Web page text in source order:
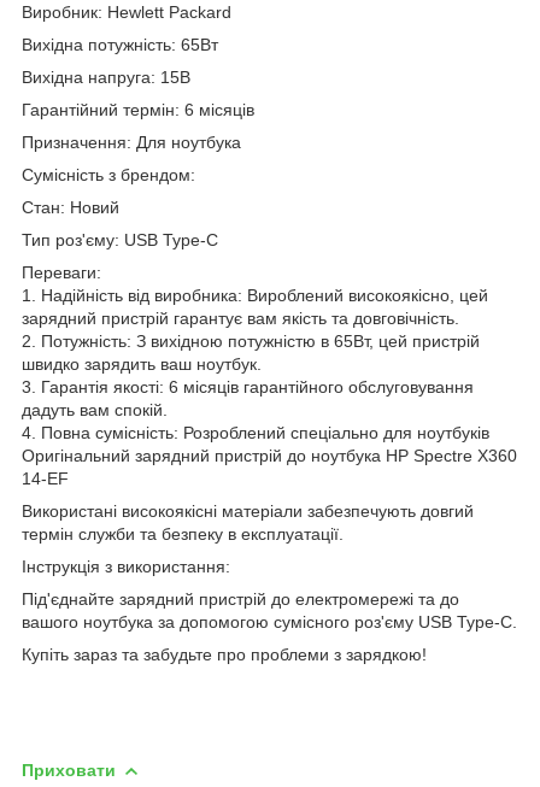
Виробник: Hewlett Packard
Вихідна потужність: 65Вт
Вихідна напруга: 15В
Гарантійний термін: 6 місяців
Призначення: Для ноутбука
Сумісність з брендом:
Стан: Новий
Тип роз'єму: USB Type-C
Переваги:
1. Надійність від виробника: Вироблений високоякісно, цей
зарядний пристрій гарантує вам якість та довговічність.
2. Потужність: З вихідною потужністю в 65Вт, цей пристрій
швидко зарядить ваш ноутбук.
3. Гарантія якості: 6 місяців гарантійного обслуговування
дадуть вам спокій.
4. Повна сумісність: Розроблений спеціально для ноутбуків
Оригінальний зарядний пристрій до ноутбука HP Spectre X360
14-EF
Використані високоякісні матеріали забезпечують довгий
термін служби та безпеку в експлуатації.
Інструкція з використання:
Під'єднайте зарядний пристрій до електромережі та до
вашого ноутбука за допомогою сумісного роз'єму USB Type-C.
Купіть зараз та забудьте про проблеми з зарядкою!
Приховати